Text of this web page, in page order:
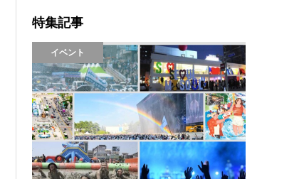
特集記事
イベント